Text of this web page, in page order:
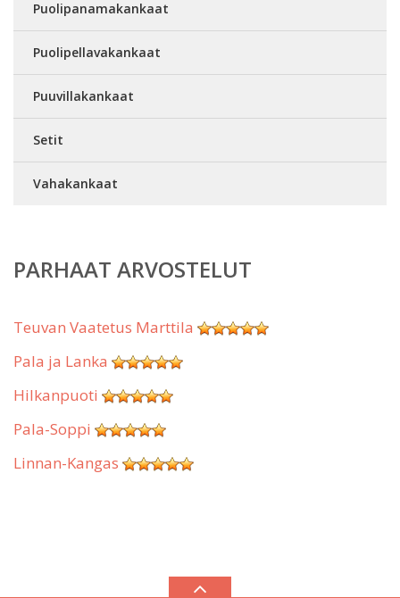
Puolipanamakankaat
Puolipellavakankaat
Puuvillakankaat
Setit
Vahakankaat
PARHAAT ARVOSTELUT
Teuvan Vaatetus Marttila
Pala ja Lanka
Hilkanpuoti
Pala-Soppi
Linnan-Kangas